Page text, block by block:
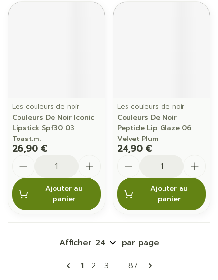
Les couleurs de noir
Couleurs De Noir Iconic
Lipstick Spf30 03
Toast.m.
26,90 €
Ajouter au
panier
Les couleurs de noir
Couleurs De Noir
Peptide Lip Glaze 06
Velvet Plum
24,90 €
Ajouter au
panier
Pages
Vous lisez actuellement la page
1 Page
2 Page
3 ... Page
87
Afficher par page